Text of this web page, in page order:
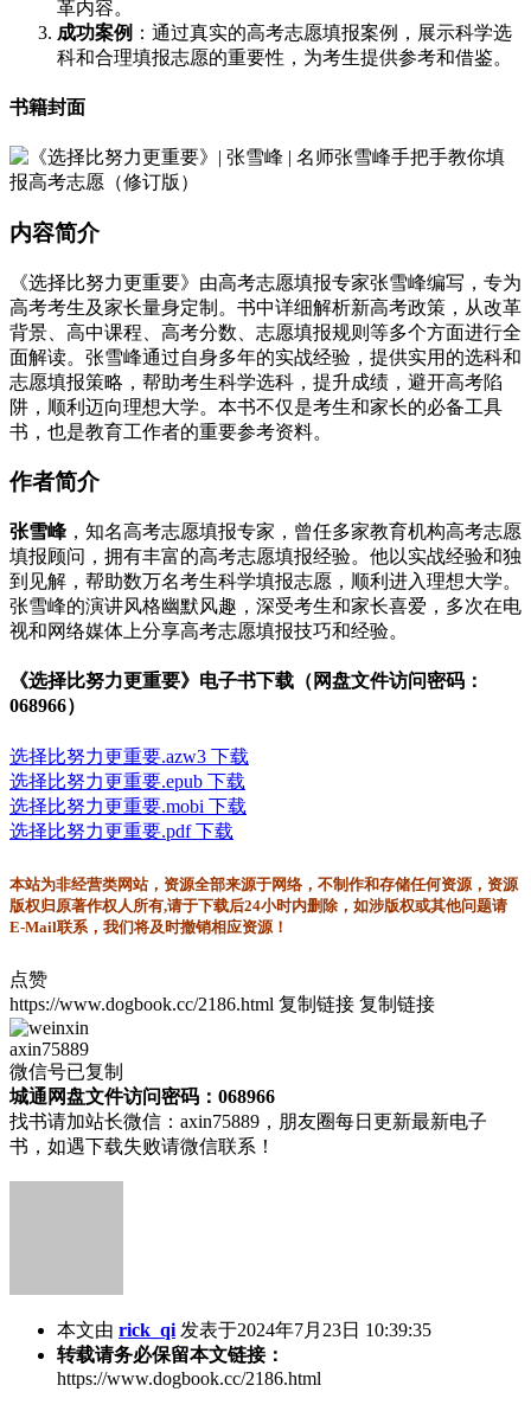
革内容。
成功案例 ：通过真实的高考志愿填报案例，展示科学选
科和合理填报志愿的重要性，为考生提供参考和借鉴。
书籍封面
内容简介
《选择比努力更重要》由高考志愿填报专家张雪峰编写，专为
高考考生及家长量身定制。书中详细解析新高考政策，从改革
背景、高中课程、高考分数、志愿填报规则等多个方面进行全
面解读。张雪峰通过自身多年的实战经验，提供实用的选科和
志愿填报策略，帮助考生科学选科，提升成绩，避开高考陷
阱，顺利迈向理想大学。本书不仅是考生和家长的必备工具
书，也是教育工作者的重要参考资料。
作者简介
张雪峰，知名高考志愿填报专家，曾任多家教育机构高考志愿
填报顾问，拥有丰富的高考志愿填报经验。他以实战经验和独
到见解，帮助数万名考生科学填报志愿，顺利进入理想大学。
张雪峰的演讲风格幽默风趣，深受考生和家长喜爱，多次在电
视和网络媒体上分享高考志愿填报技巧和经验。
《选择比努力更重要》电子书下载（网盘文件访问密码：
068966）
选择比努力更重要.azw3 下载
选择比努力更重要.epub 下载
选择比努力更重要.mobi 下载
选择比努力更重要.pdf 下载
本站为非经营类网站，资源全部来源于网络，不制作和存储任何资源，资源
版权归原著作权人所有,请于下载后24小时内删除，如涉版权或其他问题请
E-Mail联系，我们将及时撤销相应资源！
点赞
https://www.dogbook.cc/2186.html 复制链接 复制链接
axin75889
微信号已复制
城通网盘文件访问密码：068966
找书请加站长微信：axin75889，朋友圈每日更新最新电子
书，如遇下载失败请微信联系！
本文由 rick_qi 发表于2024年7月23日 10:39:35
转载请务必保留本文链接：
https://www.dogbook.cc/2186.html